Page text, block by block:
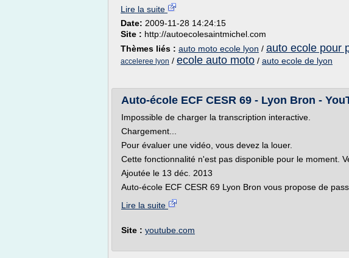
Lire la suite
Date: 2009-11-28 14:24:15
Site : http://autoecolesaintmichel.com
Thèmes liés : auto moto ecole lyon / auto ecole pour
acceleree lyon / ecole auto moto / auto ecole de lyon
Auto-école ECF CESR 69 - Lyon Bron -
Impossible de charger la transcription interactive.
Chargement...
Pour évaluer une vidéo, vous devez la louer.
Cette fonctionnalité n'est pas disponible pour le moment.
Ajoutée le 13 déc. 2013
Auto-école ECF CESR 69 Lyon Bron vous propose de
Lire la suite
Site : youtube.com